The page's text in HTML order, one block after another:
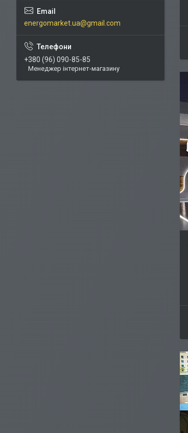
energomarket.ua@gmail.com
+380 (96) 090-85-85
Менеджер інтернет-магазину